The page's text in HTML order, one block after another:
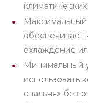
обеспечивает
охлаждение
Минимальный
использовать
спальнях без